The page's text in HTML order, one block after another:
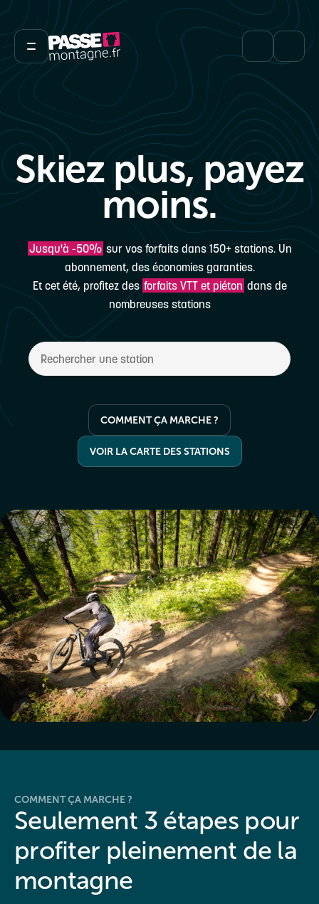
Skiez plus, payez
moins.
Jusqu'à -50% sur vos forfaits dans 150+ stations. Un
abonnement, des économies garanties.
Et cet été, profitez desforfaits VTT et piéton dans de
nombreuses stations
COMMENT ÇA MARCHE ?
VOIR LA CARTE DES STATIONS
COMMENT ÇA MARCHE ?
Seulement 3 étapes pour
profiter pleinement de la
montagne